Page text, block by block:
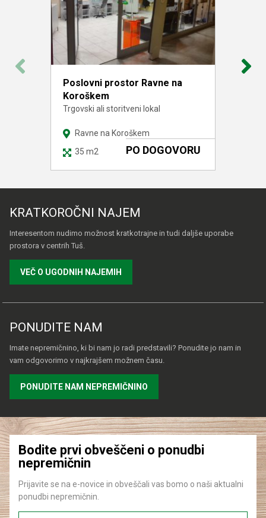
Oglejte si ponudbo
Poslovni prostor Ravne na
Koroškem
Trgovski ali storitveni lokal
Ravne na Koroškem
35 m2
PO DOGOVORU
KRATKOROČNI NAJEM
Interesentom nudimo možnost kratkotrajne in tudi daljše uporabe
prostora v centrih Tuš.
VEČ O UGODNIH NAJEMIH
PONUDITE NAM
Imate nepremičnino, ki bi nam jo radi predstavili? Ponudite jo nam in
vam odgovorimo v najkrajšem možnem času.
PONUDITE NAM NEPREMIČNINO
Bodite prvi obveščeni o ponudbi
nepremičnin
Prijavite se na e-novice in obveščali vas bomo o naši aktualni
ponudbi nepremičnin.